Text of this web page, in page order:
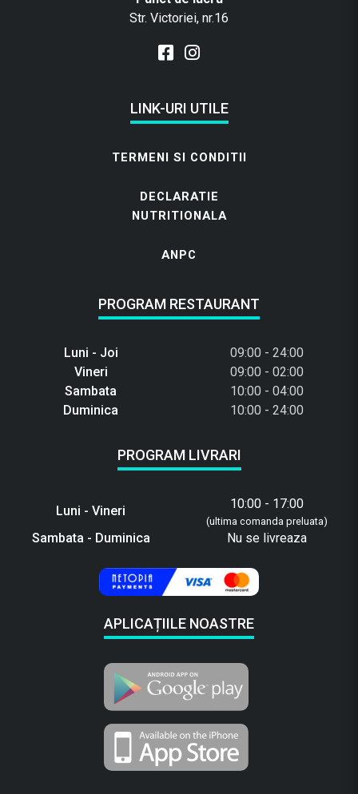
Str. Victoriei, nr.16
LINK-URI UTILE
TERMENI SI CONDITII
DECLARATIE
NUTRITIONALA
ANPC
PROGRAM RESTAURANT
Luni - Joi
09:00 - 24:00
Vineri
09:00 - 02:00
Sambata
10:00 - 04:00
Duminica
10:00 - 24:00
PROGRAM LIVRARI
Luni - Vineri 10:00 - 17:00
(ultima comanda preluata)
Sambata - Duminica Nu se livreaza
APLICAȚIILE NOASTRE